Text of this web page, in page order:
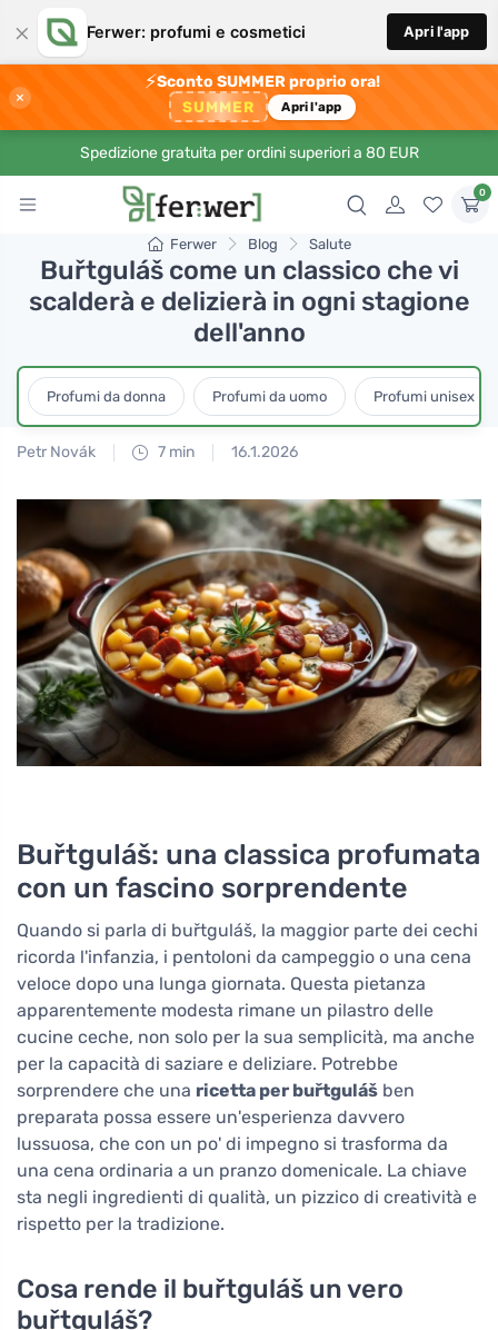
× Ferwer: profumi e cosmetici Apri l'app
×
⚡Sconto SUMMER proprio ora!
SUMMER Apri l'app
Spedizione gratuita per ordini superiori a 80 EUR
0
Ferwer Blog Salute
Buřtguláš come un classico che vi
scalderà e delizierà in ogni stagione
dell'anno
Profumi da donna Profumi da uomo Profumi unisex
Petr Novák 7 min 16.1.2026
Buřtguláš: una classica profumata
con un fascino sorprendente
Quando si parla di buřtguláš, la maggior parte dei cechi
ricorda l'infanzia, i pentoloni da campeggio o una cena
veloce dopo una lunga giornata. Questa pietanza
apparentemente modesta rimane un pilastro delle
cucine ceche, non solo per la sua semplicità, ma anche
per la capacità di saziare e deliziare. Potrebbe
sorprendere che una ricetta per buřtguláš ben
preparata possa essere un'esperienza davvero
lussuosa, che con un po' di impegno si trasforma da
una cena ordinaria a un pranzo domenicale. La chiave
sta negli ingredienti di qualità, un pizzico di creatività e
rispetto per la tradizione.
Cosa rende il buřtguláš un vero
buřtguláš?